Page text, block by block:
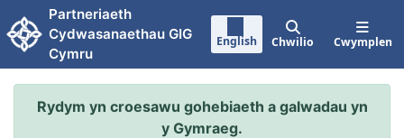
Neidio i'r prif gynnwy
Partneriaeth
Cydwasanaethau GIG
Cymru
English Chwilio Cwymplen
Rydym yn croesawu gohebiaeth a galwadau yn
y Gymraeg.